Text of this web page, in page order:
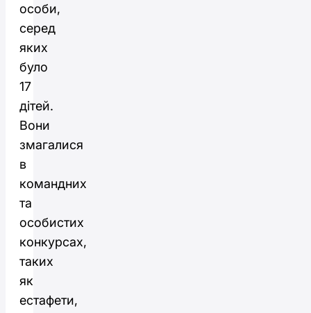
особи,
серед
яких
було
17
дітей.
Вони
змагалися
в
командних
та
особистих
конкурсах,
таких
як
естафети,